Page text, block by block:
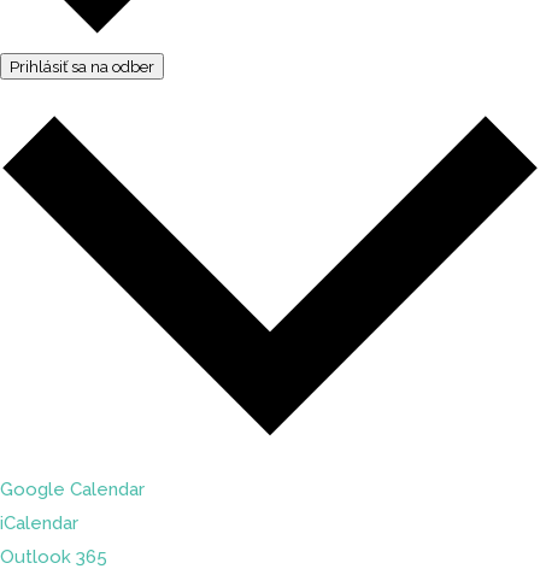
Prihlásiť sa na odber
Google Calendar
iCalendar
Outlook 365